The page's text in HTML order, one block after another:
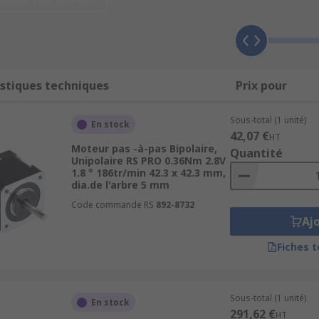
de charge mécanique, réduction de jeu résiduel.
vos projets
issus de fournisseurs leaders : RSPRO, Sanyo Denki,
techniques (enroulements, rotor, couple, angle de
techniques Prix pour
En stock
Moteur pas -à-pas Bipolaire,
Unipolaire RS PRO 0.36Nm 2.8V
1.8 ° 186tr/min 42.3 x 42.3 mm,
dia.de l'arbre 5 mm
Code commande RS 892-8732
Sous-total (1 unité)
42,07 €HT
Quantité
Fiches
En stock Sous-total (1 unité)
291,62 €HT